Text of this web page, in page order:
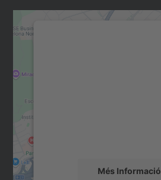
Més Informació